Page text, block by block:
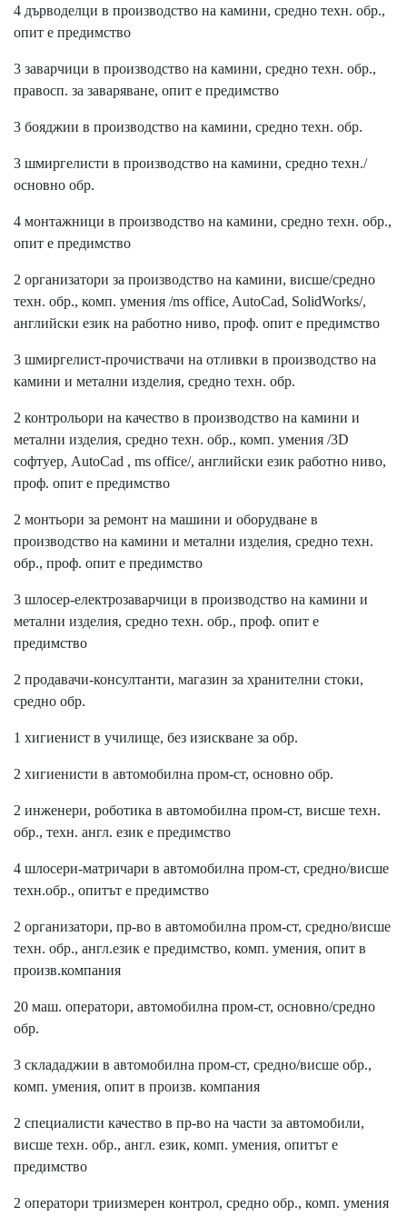
4 дърводелци в производство на камини, средно техн. обр.,
опит е предимство
3 заварчици в производство на камини, средно техн. обр.,
правосп. за заваряване, опит е предимство
3 бояджии в производство на камини, средно техн. обр.
3 шмиргелисти в производство на камини, средно техн./
основно обр.
4 монтажници в производство на камини, средно техн. обр.,
опит е предимство
2 организатори за производство на камини, висше/средно
техн. обр., комп. умения /ms office, AutoCad, SolidWorks/,
английски език на работно ниво, проф. опит е предимство
3 шмиргелист-прочиствачи на отливки в производство на
камини и метални изделия, средно техн. обр.
2 контрольори на качество в производство на камини и
метални изделия, средно техн. обр., комп. умения /3D
софтуер, AutoCad , ms office/, английски език работно ниво,
проф. опит е предимство
2 монтьори за ремонт на машини и оборудване в
производство на камини и метални изделия, средно техн.
обр., проф. опит е предимство
3 шлосер-електрозаварчици в производство на камини и
метални изделия, средно техн. обр., проф. опит е
предимство
2 продавачи-консултанти, магазин за хранителни стоки,
средно обр.
1 хигиенист в училище, без изискване за обр.
2 хигиенисти в автомобилна пром-ст, основно обр.
2 инженери, роботика в автомобилна пром-ст, висше техн.
обр., техн. англ. език е предимство
4 шлосери-матричари в автомобилна пром-ст, средно/висше
техн.обр., опитът е предимство
2 организатори, пр-во в автомобилна пром-ст, средно/висше
техн. обр., англ.език е предимство, комп. умения, опит в
произв.компания
20 маш. оператори, автомобилна пром-ст, основно/средно
обр.
3 склададжии в автомобилна пром-ст, средно/висше обр.,
комп. умения, опит в произв. компания
2 специалисти качество в пр-во на части за автомобили,
висше техн. обр., англ. език, комп. умения, опитът е
предимство
2 оператори триизмерен контрол, средно обр., комп. умения